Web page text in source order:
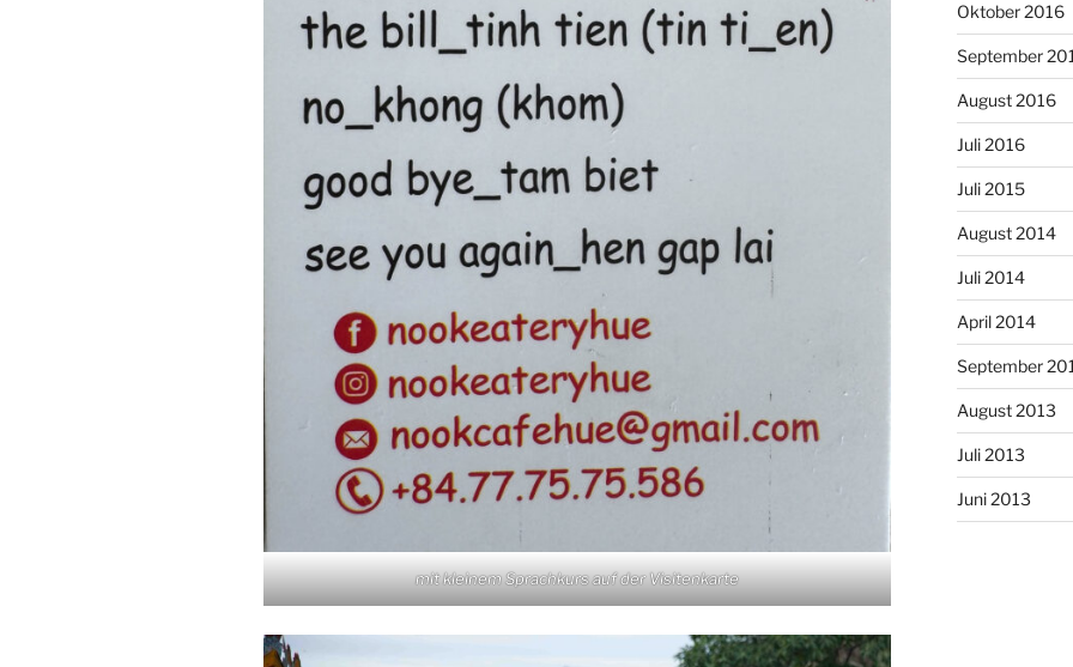
mit kleinem Sprachkurs auf der Visitenkarte
Oktober 2016
September
August 2016
Juli 2016
Juli 2015
August 2014
Juli 2014
April 2014
September
August 2013
Juli 2013
Juni 2013